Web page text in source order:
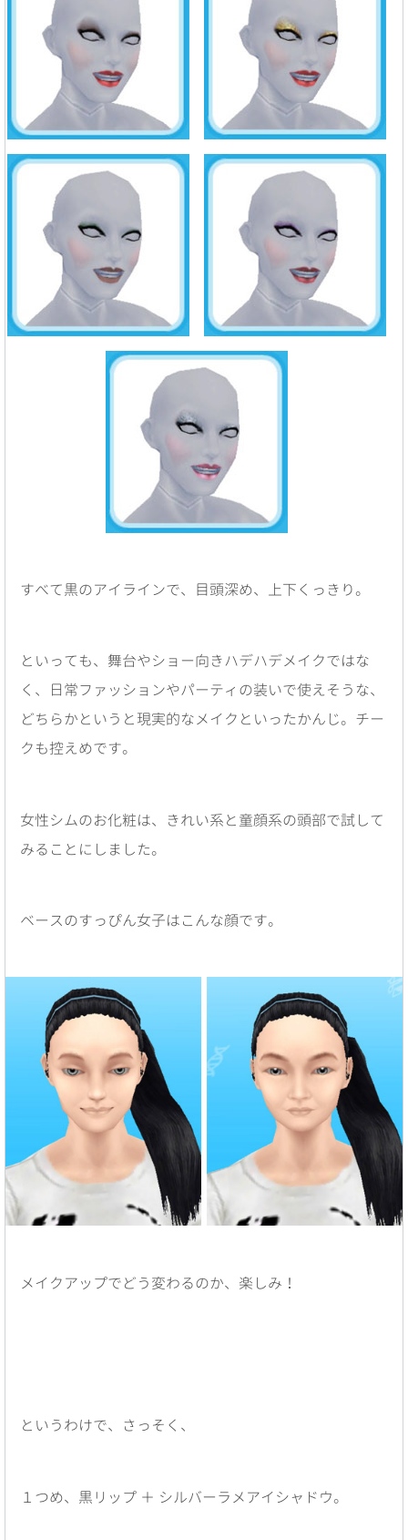
すべて黒のアイラインで、目頭深め、上下くっきり。
といっても、舞台やショー向きハデハデメイクではな
く、日常ファッションやパーティの装いで使えそうな、
どちらかというと現実的なメイクといったかんじ。チー
クも控えめです。
女性シムのお化粧は、きれい系と童顔系の頭部で試して
みることにしました。
ベースのすっぴん女子はこんな顔です。
メイクアップでどう変わるのか、楽しみ！
というわけで、さっそく、
１つめ、黒リップ ＋ シルバーラメアイシャドウ。